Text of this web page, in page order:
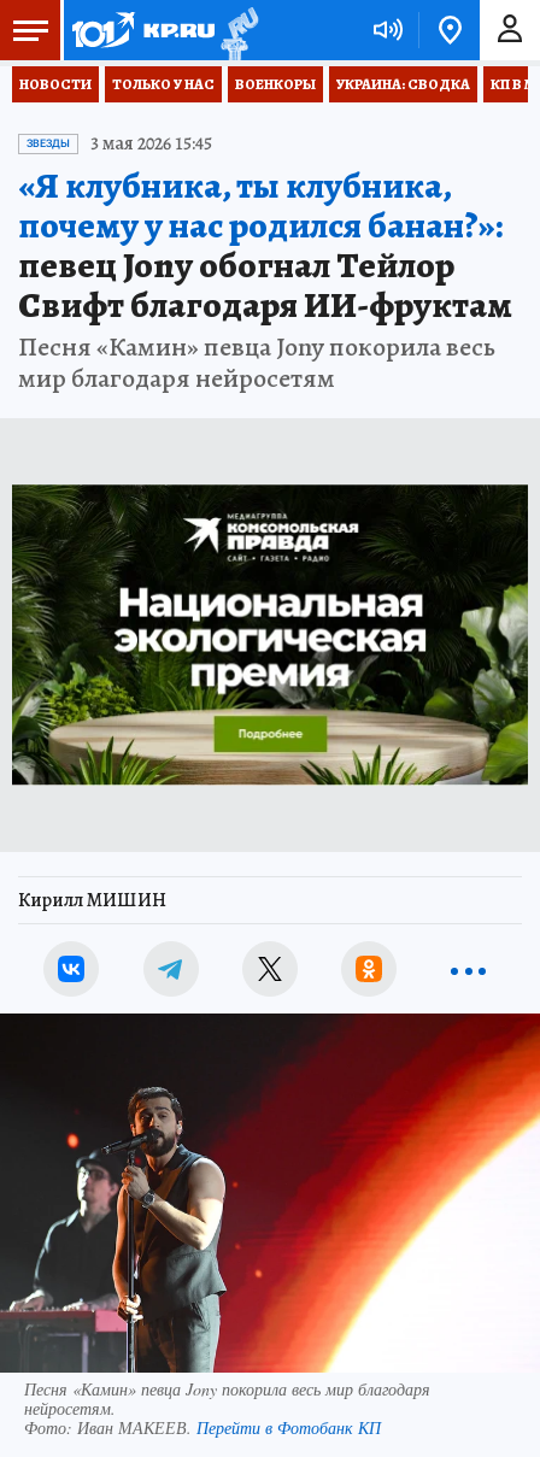
НОВОСТИ ТОЛЬКО У НАС ВОЕНКОРЫ УКРАИНА: СВОДКА КП В
ЗВЕЗДЫ 3 мая 2026 15:45
«Я клубника, ты клубника,
почему у нас родился банан?»:
певец Jony обогнал Тейлор
Свифт благодаря ИИ-фруктам
Песня «Камин» певца Jony покорила весь
мир благодаря нейросетям
Кирилл МИШИН
Песня «Камин» певца Jony покорила весь мир благодаря
нейросетям.
Фото: Иван МАКЕЕВ. Перейти в Фотобанк КП